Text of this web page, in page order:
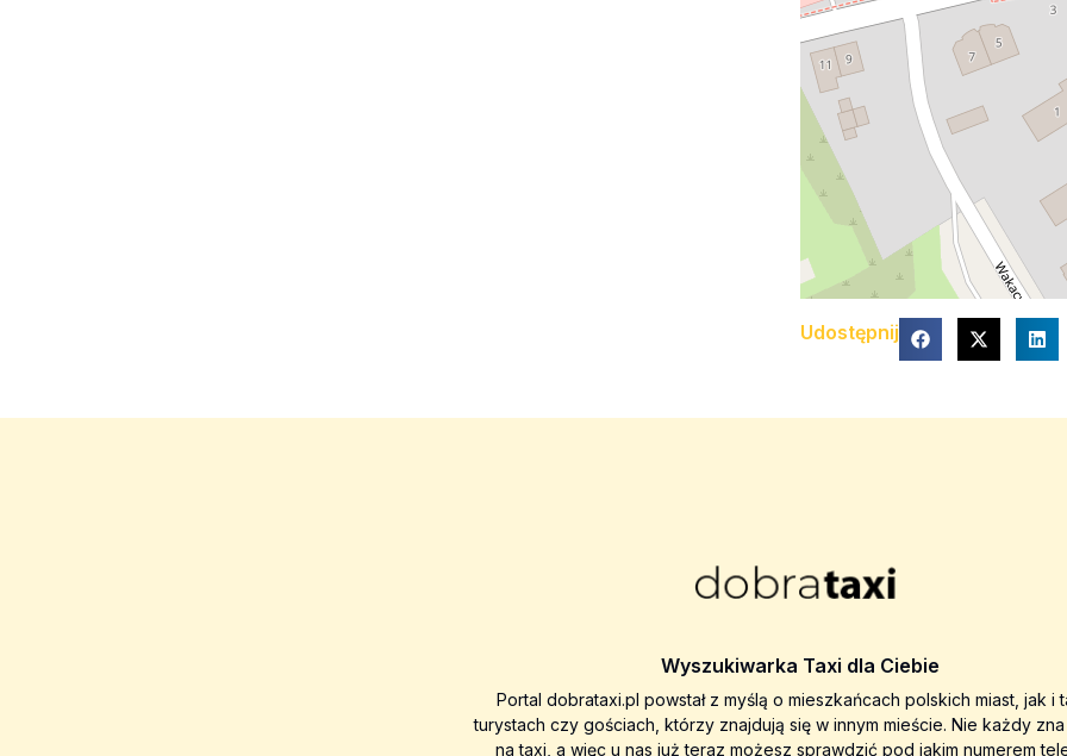
Udostępnij
Wyszukiwarka Taxi dla Ciebie
Portal dobrataxi.pl powstał z myślą o mieszkańcach polskich miast, jak i
turystach czy gościach, którzy znajdują się w innym mieście. Nie każdy
na taxi, a więc u nas już teraz możesz sprawdzić pod jakim numerem